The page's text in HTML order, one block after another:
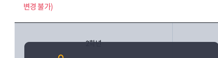
변경 불가)
2학년